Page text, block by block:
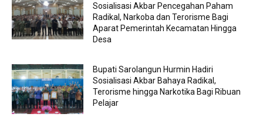
Sosialisasi Akbar Pencegahan Paham
Radikal, Narkoba dan Terorisme Bagi
Aparat Pemerintah Kecamatan Hingga
Desa
Bupati Sarolangun Hurmin Hadiri
Sosialisasi Akbar Bahaya Radikal,
Terorisme hingga Narkotika Bagi Ribuan
Pelajar